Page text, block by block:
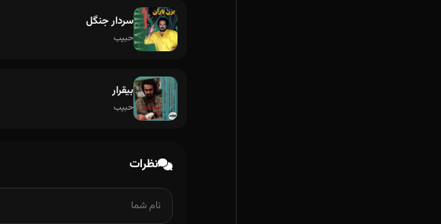
سردار جنگل
حبیب
بیقرار
حبیب
نظرات